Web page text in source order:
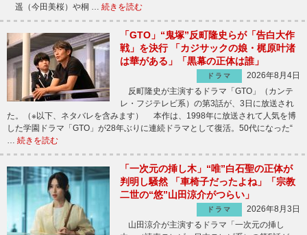
遥（今田美桜）や桐 … 続きを読む
「GTO」“鬼塚”反町隆史らが「告白大作
戦」を決行 「カジサックの娘・梶原叶渚
は華がある」「黒幕の正体は誰」
ドラマ
2026年8月4日
反町隆史が主演するドラマ「GTO」（カンテ
レ・フジテレビ系）の第3話が、3日に放送され
た。（※以下、ネタバレを含みます） 本作は、1998年に放送されて人気を博
した学園ドラマ「GTO」が28年ぶりに連続ドラマとして復活。50代になった“
… 続きを読む
「一次元の挿し木」“唯”白石聖の正体が
判明し騒然 「車椅子だったよね」「宗教
二世の“悠”山田涼介がつらい」
ドラマ
2026年8月3日
山田涼介が主演するドラマ「一次元の挿し